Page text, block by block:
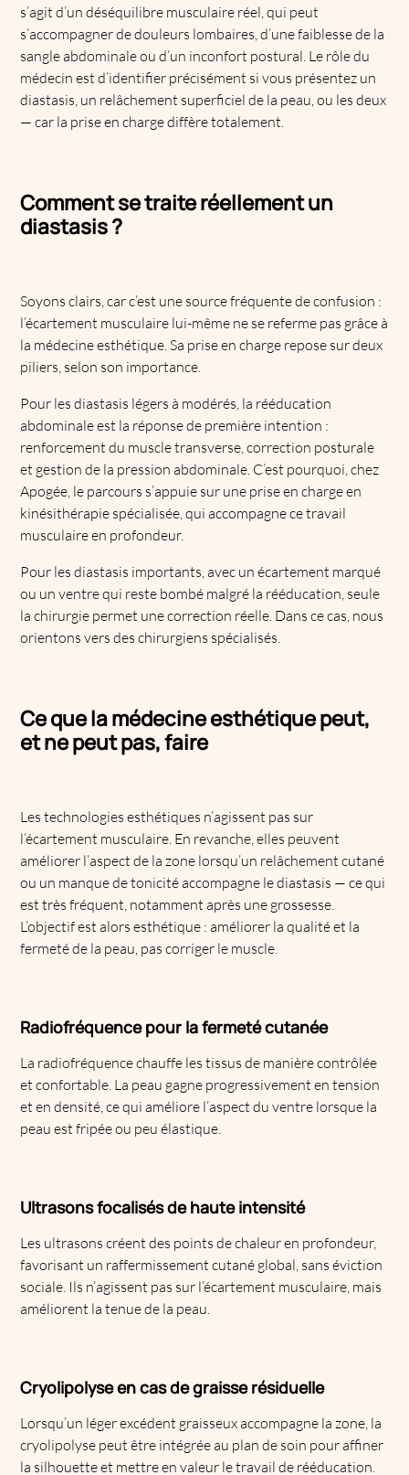
s’agit d’un déséquilibre musculaire réel, qui peut
s’accompagner de douleurs lombaires, d’une faiblesse de la
sangle abdominale ou d’un inconfort postural. Le rôle du
médecin est d’identifier précisément si vous présentez un
diastasis, un relâchement superficiel de la peau, ou les deux
— car la prise en charge diffère totalement.
Comment se traite réellement un
diastasis ?
Soyons clairs, car c’est une source fréquente de confusion :
l’écartement musculaire lui-même ne se referme pas grâce à
la médecine esthétique. Sa prise en charge repose sur deux
piliers, selon son importance.
Pour les diastasis légers à modérés, la rééducation
abdominale est la réponse de première intention :
renforcement du muscle transverse, correction posturale
et gestion de la pression abdominale. C’est pourquoi, chez
Apogée, le parcours s’appuie sur une prise en charge en
kinésithérapie spécialisée, qui accompagne ce travail
musculaire en profondeur.
Pour les diastasis importants, avec un écartement marqué
ou un ventre qui reste bombé malgré la rééducation, seule
la chirurgie permet une correction réelle. Dans ce cas, nous
orientons vers des chirurgiens spécialisés.
Ce que la médecine esthétique peut,
et ne peut pas, faire
Les technologies esthétiques n’agissent pas sur
l’écartement musculaire. En revanche, elles peuvent
améliorer l’aspect de la zone lorsqu’un relâchement cutané
ou un manque de tonicité accompagne le diastasis — ce qui
est très fréquent, notamment après une grossesse.
L’objectif est alors esthétique : améliorer la qualité et la
fermeté de la peau, pas corriger le muscle.
Radiofréquence pour la fermeté cutanée
La radiofréquence chauffe les tissus de manière contrôlée
et confortable. La peau gagne progressivement en tension
et en densité, ce qui améliore l’aspect du ventre lorsque la
peau est fripée ou peu élastique.
Ultrasons focalisés de haute intensité
Les ultrasons créent des points de chaleur en profondeur,
favorisant un raffermissement cutané global, sans éviction
sociale. Ils n’agissent pas sur l’écartement musculaire, mais
améliorent la tenue de la peau.
Cryolipolyseen cas de graisse résiduelle
Lorsqu’un léger excédent graisseux accompagne la zone, la
cryolipolyse peut être intégrée au plan de soin pour affiner
la silhouette et mettre en valeur le travail de rééducation.